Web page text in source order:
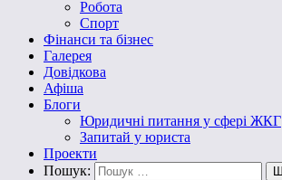
Робота
Спорт
Фінанси та бізнес
Галерея
Довідкова
Афіша
Блоги
Юридичні питання у сфері ЖКГ
Запитай у юриста
Проекти
Пошук: